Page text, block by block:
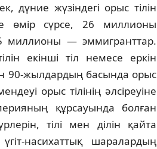
дүние жүзiндегi орыс тiлiн
өмiр сүрсе, 26 миллионы
миллионы — эммигранттар.
екiншi тiл немесе еркiн
90-жылдардың басында орыс
орыс тiлiнiң әлсiреуiне
құрсауында болған
тiлi мен дiлiн қайта
насихаттық шаралардың